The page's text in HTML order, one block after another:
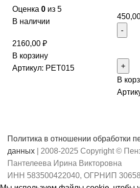
Оценка 0 из 5
В наличии
2160,00 ₽
В корзину
Артикул: PET015
В
Политика в отношении обработки
данных | 2008-2025 Copyright ©
Пантелеева Ирина Викторовна
ИНН 583500422040, ОГРНИП